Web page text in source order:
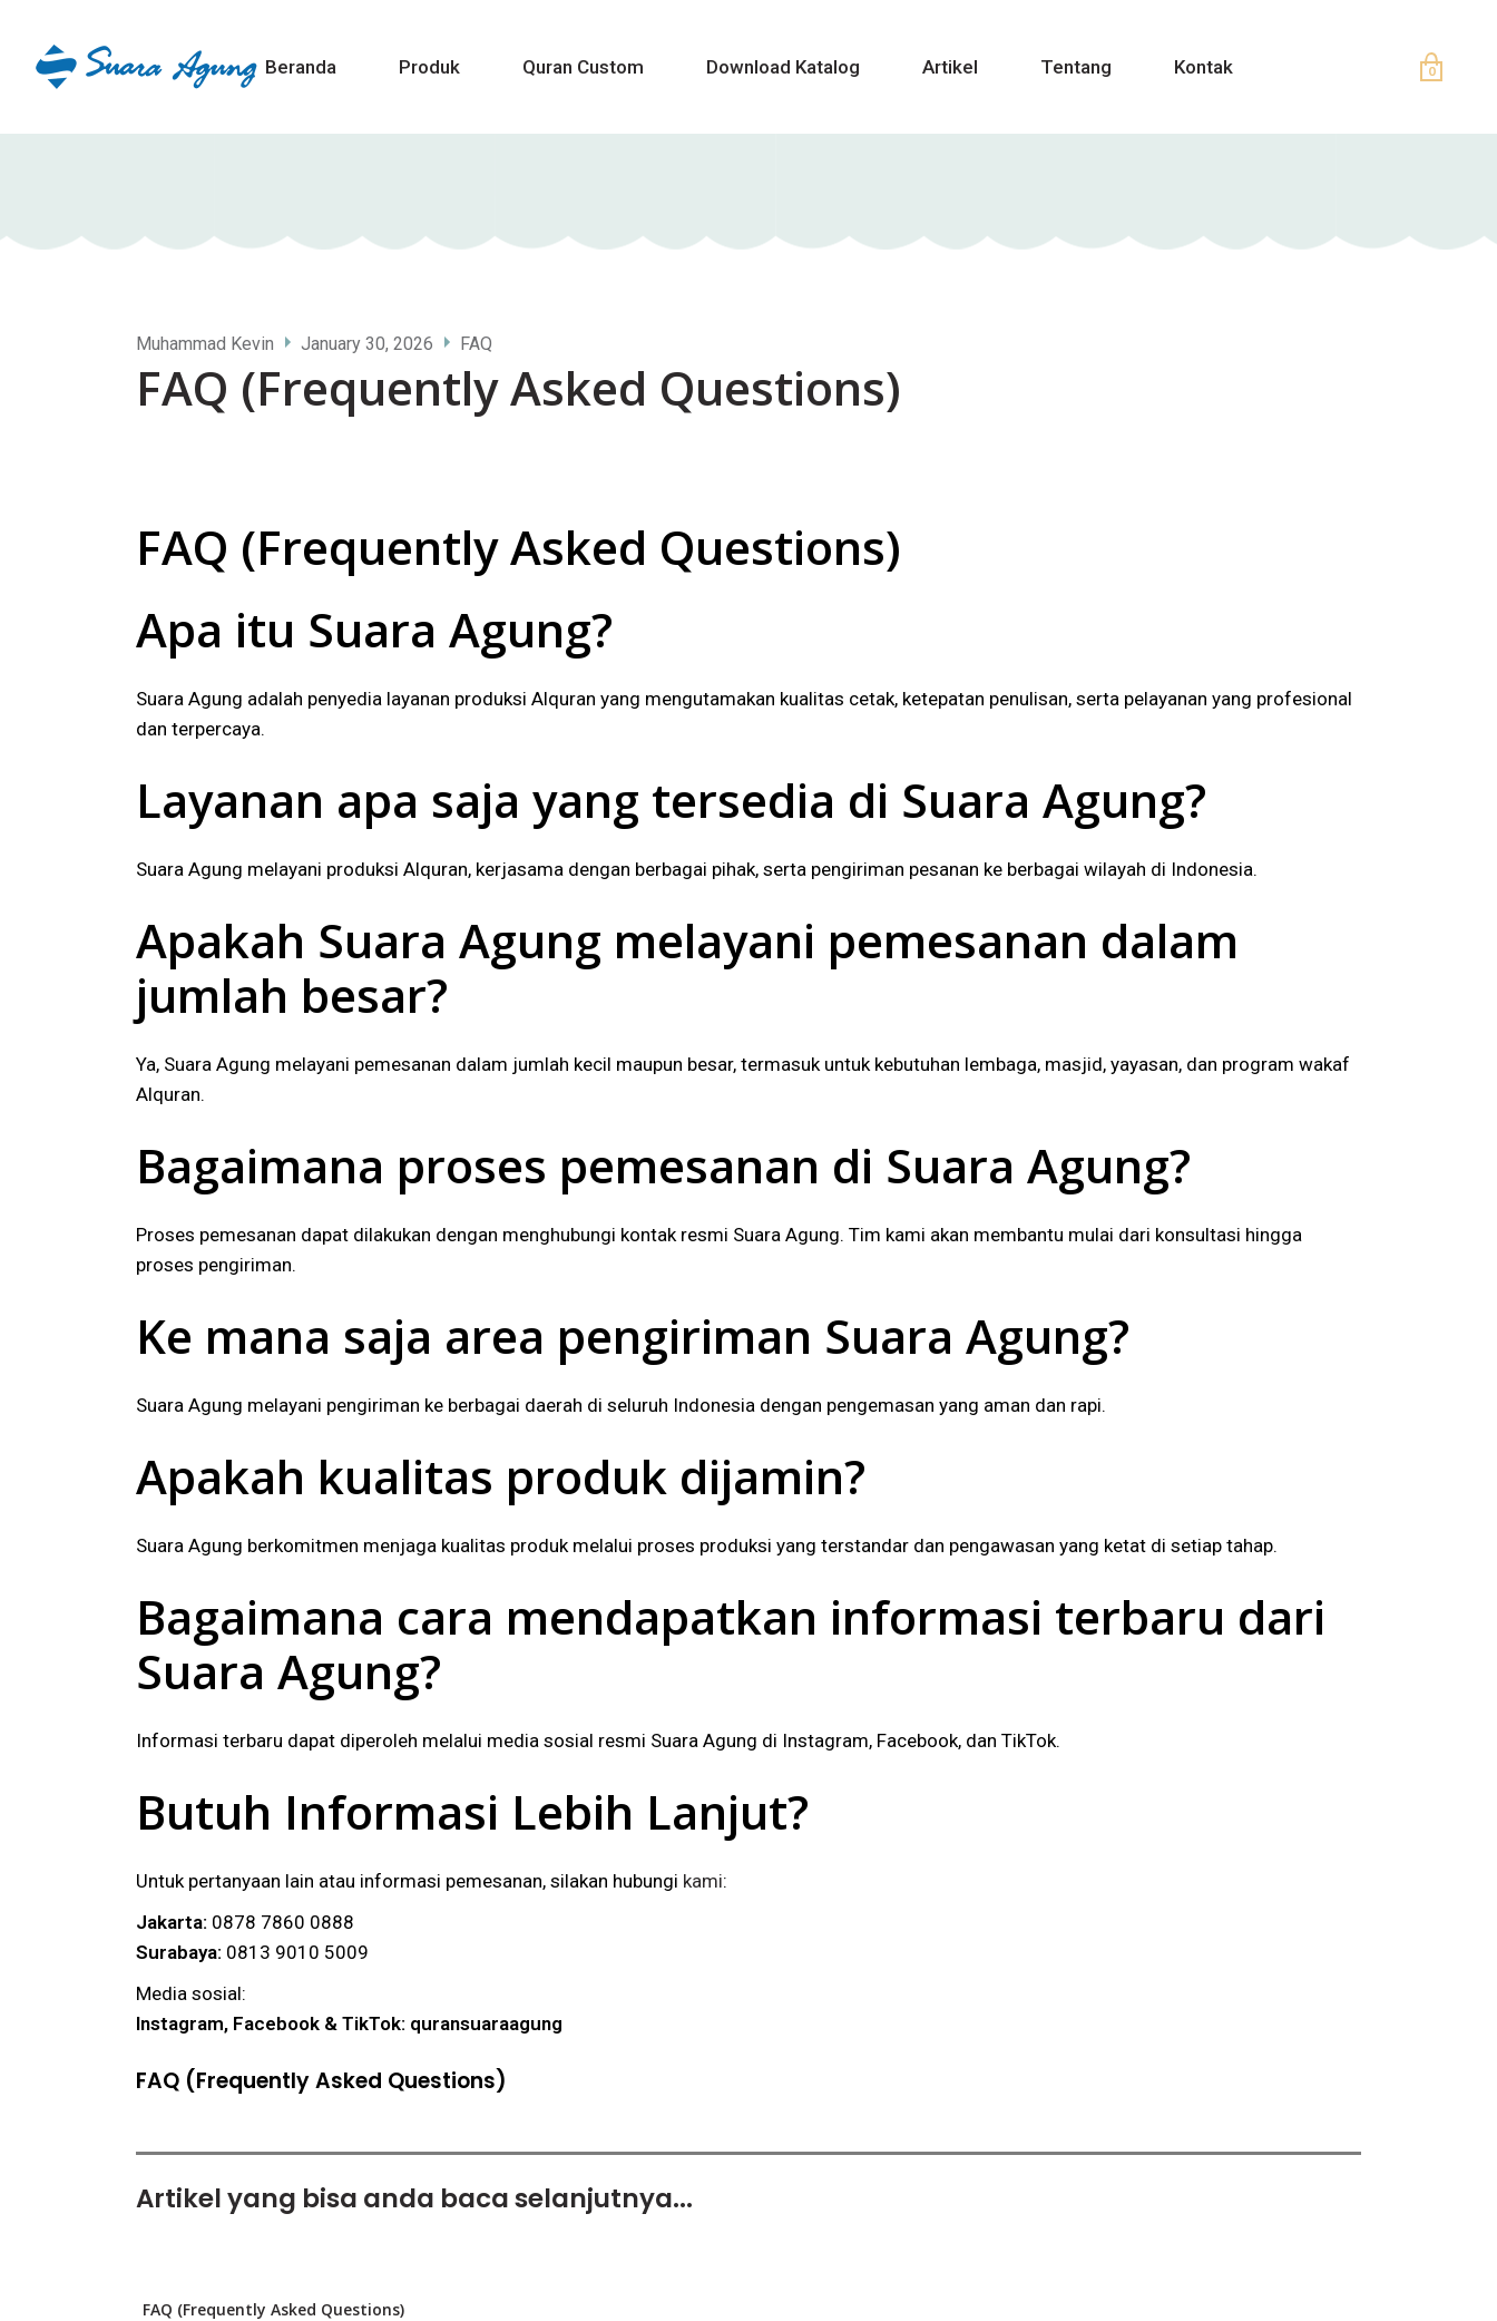
Beranda Produk Quran Custom Download Katalog Artikel Tentang Kontak 0
Muhammad Kevin January 30, 2026 FAQ
FAQ (Frequently Asked Questions)
FAQ (Frequently Asked Questions)
Apa itu Suara Agung?
Suara Agung adalah penyedia layanan produksi Alquran yang mengutamakan kualitas cetak, ketepatan penulisan, serta pelayanan yang profesional
dan terpercaya.
Layanan apa saja yang tersedia di Suara Agung?
Suara Agung melayani produksi Alquran, kerjasama dengan berbagai pihak, serta pengiriman pesanan ke berbagai wilayah di Indonesia.
Apakah Suara Agung melayani pemesanan dalam
jumlah besar?
Ya, Suara Agung melayani pemesanan dalam jumlah kecil maupun besar, termasuk untuk kebutuhan lembaga, masjid, yayasan, dan program wakaf
Alquran.
Bagaimana proses pemesanan di Suara Agung?
Proses pemesanan dapat dilakukan dengan menghubungi kontak resmi Suara Agung. Tim kami akan membantu mulai dari konsultasi hingga
proses pengiriman.
Ke mana saja area pengiriman Suara Agung?
Suara Agung melayani pengiriman ke berbagai daerah di seluruh Indonesia dengan pengemasan yang aman dan rapi.
Apakah kualitas produk dijamin?
Suara Agung berkomitmen menjaga kualitas produk melalui proses produksi yang terstandar dan pengawasan yang ketat di setiap tahap.
Bagaimana cara mendapatkan informasi terbaru dari
Suara Agung?
Informasi terbaru dapat diperoleh melalui media sosial resmi Suara Agung di Instagram, Facebook, dan TikTok.
Butuh Informasi Lebih Lanjut?
Untuk pertanyaan lain atau informasi pemesanan, silakan hubungi kami:
Jakarta: 0878 7860 0888
Surabaya: 0813 9010 5009
Media sosial:
Instagram, Facebook & TikTok: quransuaraagung
FAQ (Frequently Asked Questions)
Artikel yang bisa anda baca selanjutnya...
FAQ (Frequently Asked Questions)